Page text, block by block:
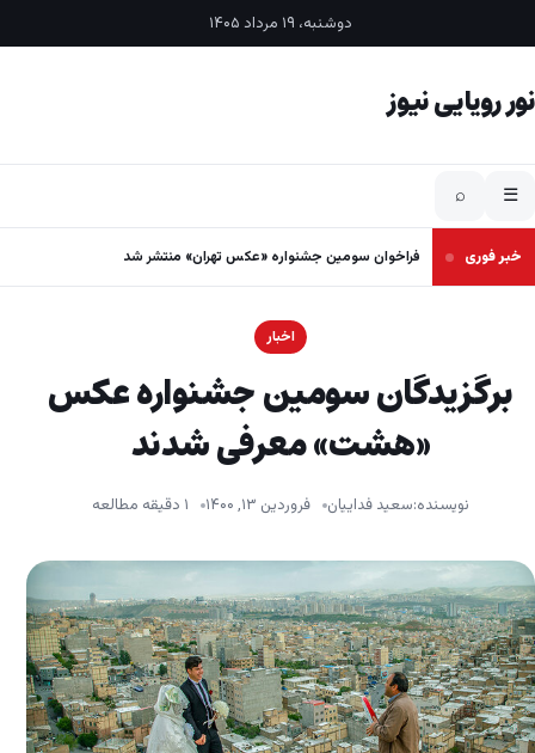
دوشنبه، ۱۹ مرداد ۱۴۰۵
نور رویایی نیوز
☰
⌕
خبر فوری فراخوان سومین جشنواره «عکس تهران» منتشر شد
اخبار
برگزیدگان سومین جشنواره عکس
«هشت» معرفی شدند
نویسنده:سعید فداییان فروردین ۱۳, ۱۴۰۰ ۱ دقیقه مطالعه